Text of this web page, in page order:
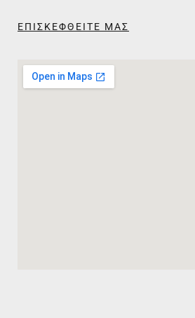
ΕΠΙΣΚΕΦΘΕΙΤΕ ΜΑΣ